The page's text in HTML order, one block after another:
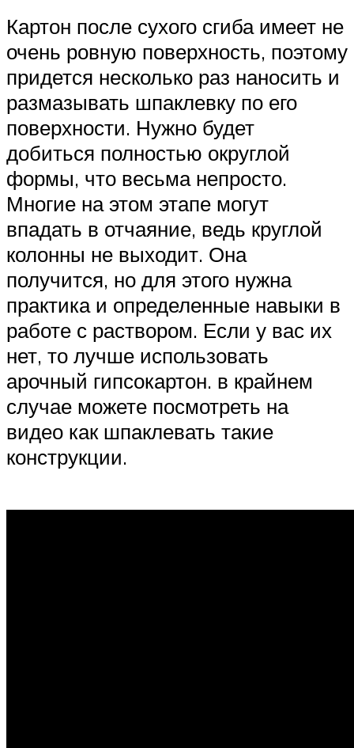
Картон после сухого сгиба имеет не
очень ровную поверхность, поэтому
придется несколько раз наносить и
размазывать шпаклевку по его
поверхности. Нужно будет
добиться полностью округлой
формы, что весьма непросто.
Многие на этом этапе могут
впадать в отчаяние, ведь круглой
колонны не выходит. Она
получится, но для этого нужна
практика и определенные навыки в
работе с раствором. Если у вас их
нет, то лучше использовать
арочный гипсокартон. в крайнем
случае можете посмотреть на
видео как шпаклевать такие
конструкции.